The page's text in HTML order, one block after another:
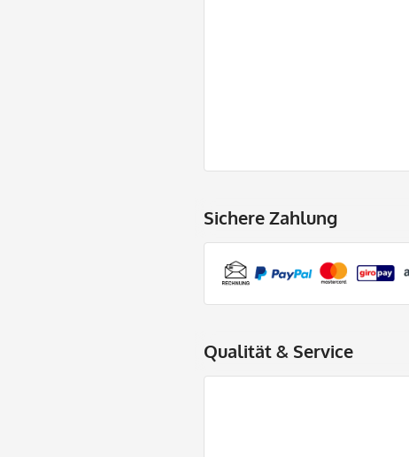
Sichere Zahlung
Qualität & Service